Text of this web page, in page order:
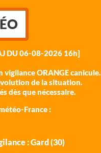
DU 06-08-2026 16h]
ORANGE canicule.
de la situation.
dès que nécessaire.
France :
: Gard (30)